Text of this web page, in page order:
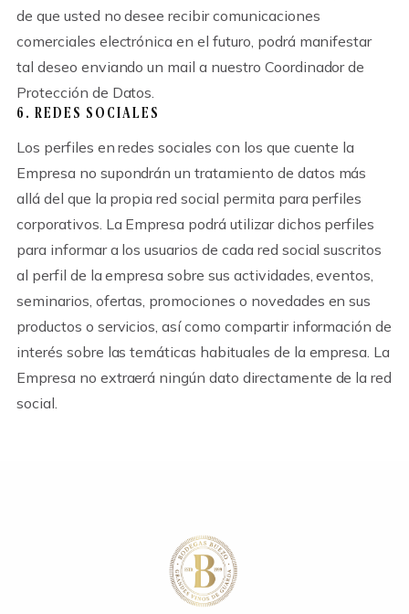
de que usted no desee recibir comunicaciones
comerciales electrónica en el futuro, podrá manifestar
tal deseo enviando un mail a nuestro Coordinador de
Protección de Datos.
6. REDES SOCIALES
Los perfiles en redes sociales con los que cuente la
Empresa no supondrán un tratamiento de datos más
allá del que la propia red social permita para perfiles
corporativos. La Empresa podrá utilizar dichos perfiles
para informar a los usuarios de cada red social suscritos
al perfil de la empresa sobre sus actividades, eventos,
seminarios, ofertas, promociones o novedades en sus
productos o servicios, así como compartir información de
interés sobre las temáticas habituales de la empresa. La
Empresa no extraerá ningún dato directamente de la red
social.